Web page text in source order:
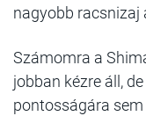
nagyobb racsnizaj
Számomra a
jobban kézre áll,
pontosságára